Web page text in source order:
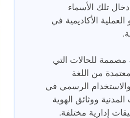
تلك الأسماء
الأكاديمية في
مصممة للحالات التي
من اللغة
والاستخدام الرسمي في
ووثائق الهوية
إدارية مختلفة.